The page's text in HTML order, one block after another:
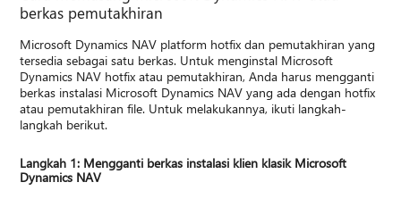
berkas pemutakhiran
Microsoft Dynamics NAV platform hotfix dan pemutakhiran yang
tersedia sebagai satu berkas. Untuk menginstal Microsoft
Dynamics NAV hotfix atau pemutakhiran, Anda harus mengganti
berkas instalasi Microsoft Dynamics NAV yang ada dengan hotfix
atau pemutakhiran file. Untuk melakukannya, ikuti langkah-
langkah berikut.
Langkah 1: Mengganti berkas instalasi klien klasik Microsoft
Dynamics NAV